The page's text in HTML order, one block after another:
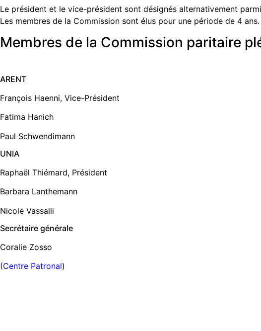
Le président et le vice-président sont désignés alternativement
Les membres de la Commission sont élus pour une période de 4 ans.
Membres de la Commission paritaire
ARENT
François Haenni, Vice-Président
Fatima Hanich
Paul Schwendimann
UNIA
Raphaël Thiémard, Président
Barbara Lanthemann
Nicole Vassalli
Secrétaire générale
Coralie Zosso
(Centre Patronal)